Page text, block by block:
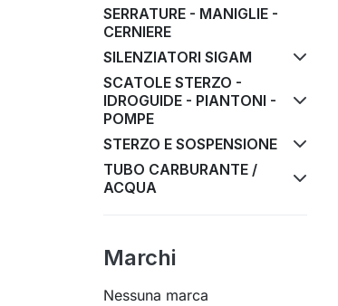
SERRATURE - MANIGLIE -
CERNIERE
SILENZIATORI SIGAM
SCATOLE STERZO -
IDROGUIDE - PIANTONI -
POMPE
STERZO E SOSPENSIONE
TUBO CARBURANTE /
ACQUA
Marchi
Nessuna marca